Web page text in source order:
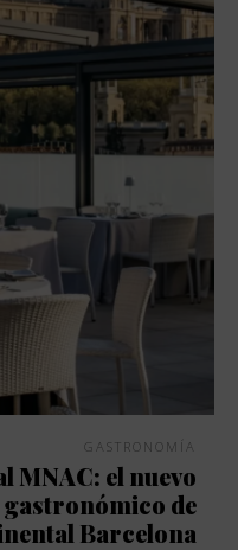
GASTRONOMÍA
MNAC: el nuevo
de
Barcelona